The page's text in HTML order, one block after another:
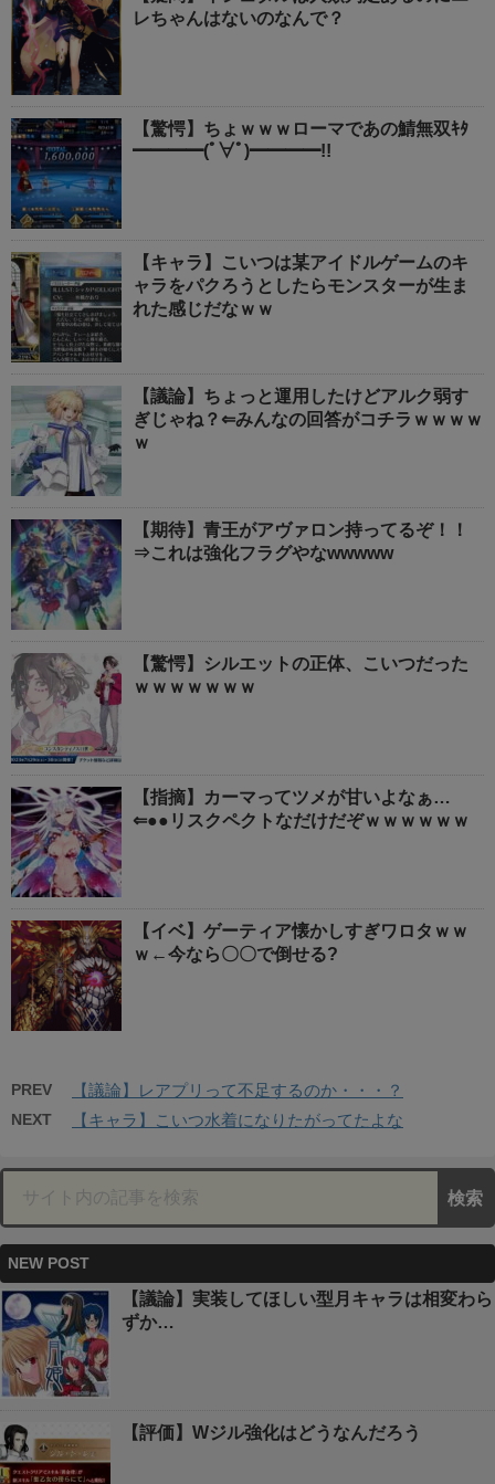
レちゃんはないのなんで？
【驚愕】ちょｗｗｗローマであの鯖無双ｷﾀ
━━━━(ﾟ∀ﾟ)━━━━!!
【キャラ】こいつは某アイドルゲームのキ
ャラをパクろうとしたらモンスターが生ま
れた感じだなｗｗ
【議論】ちょっと運用したけどアルク弱す
ぎじゃね？⇐みんなの回答がコチラｗｗｗｗ
ｗ
【期待】青王がアヴァロン持ってるぞ！！
⇒これは強化フラグやなwwwww
【驚愕】シルエットの正体、こいつだった
ｗｗｗｗｗｗｗ
【指摘】カーマってツメが甘いよなぁ…
⇐●●リスクペクトなだけだぞｗｗｗｗｗｗ
【イベ】ゲーティア懐かしすぎワロタｗｗ
ｗ←今なら〇〇で倒せる?
PREV 【議論】レアプリって不足するのか・・・？
NEXT 【キャラ】こいつ水着になりたがってたよな
NEW POST
【議論】実装してほしい型月キャラは相変わら
ずか…
【評価】Wジル強化はどうなんだろう